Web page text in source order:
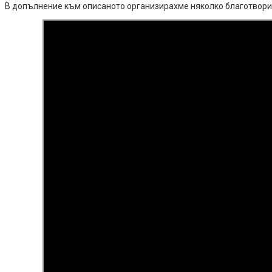
В допълнение към описаното организирахме няколко